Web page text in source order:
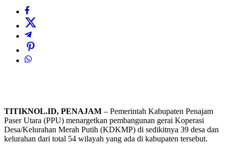
TITIKNOL.ID, PENAJAM – Pemerintah Kabupaten Penajam
Paser Utara (PPU) menargetkan pembangunan gerai Koperasi
Desa/Kelurahan Merah Putih (KDKMP) di sedikitnya 39 desa dan
kelurahan dari total 54 wilayah yang ada di kabupaten tersebut.